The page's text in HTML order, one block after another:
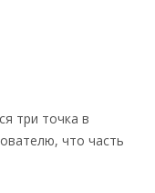
три точка в
что часть